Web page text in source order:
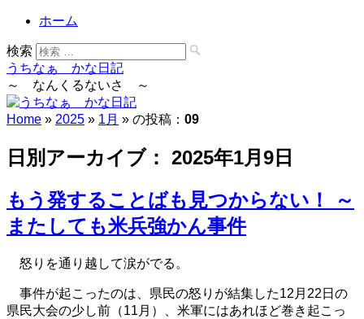
ホーム
検索
うちなぁ かな日記
～ なんくるないさ ～
Home » 2025 » 1月 » の投稿： 09
日別アーカイブ： 2025年1月9日
もう発することばも見つからない！ ～
またしても米兵強かん事件
怒りを通り越して涙がでる。
事件が起こったのは、県民の怒りが結集した12月22日の
県民大会の少し前（11月）、米軍にはあれほど巻き起こっ